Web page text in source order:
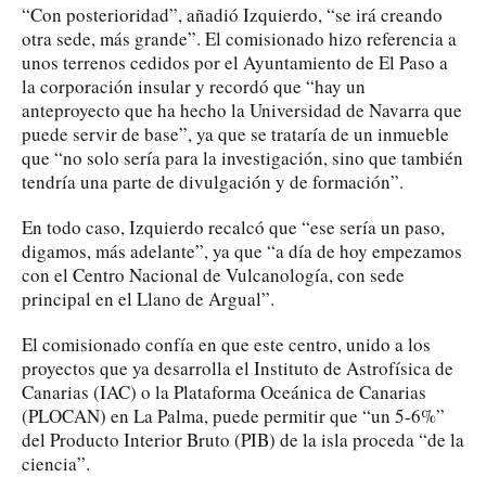
“Con posterioridad”, añadió Izquierdo, “se irá creando
otra sede, más grande”. El comisionado hizo referencia a
unos terrenos cedidos por el Ayuntamiento de El Paso a
la corporación insular y recordó que “hay un
anteproyecto que ha hecho la Universidad de Navarra que
puede servir de base”, ya que se trataría de un inmueble
que “no solo sería para la investigación, sino que también
tendría una parte de divulgación y de formación”.
En todo caso, Izquierdo recalcó que “ese sería un paso,
digamos, más adelante”, ya que “a día de hoy empezamos
con el Centro Nacional de Vulcanología, con sede
principal en el Llano de Argual”.
El comisionado confía en que este centro, unido a los
proyectos que ya desarrolla el Instituto de Astrofísica de
Canarias (IAC) o la Plataforma Oceánica de Canarias
(PLOCAN) en La Palma, puede permitir que “un 5-6%”
del Producto Interior Bruto (PIB) de la isla proceda “de la
ciencia”.